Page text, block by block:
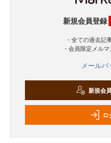
新規会員登録
・全ての過去記
・会員限定メル
メール
新規会
ロ